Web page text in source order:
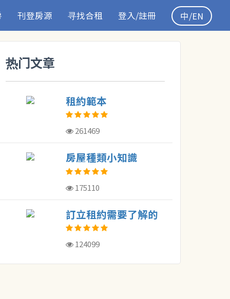
刊登房源 寻找合租 登入/註冊 中/EN
热门文章
租約範本
261469
房屋種類小知識
175110
訂立租約需要了解的
概念
124099